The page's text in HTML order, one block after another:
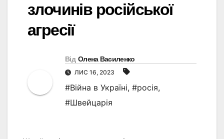
злочинів російської
агресії
Від Олена Василенко
ЛИС 16, 2023
#Війна в Україні, #росія,
#Швейцарія